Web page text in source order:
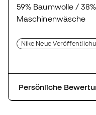
59% Baumwolle /
Maschinenwäsche
Nike Neue